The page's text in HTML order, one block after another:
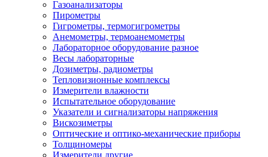
Газоанализаторы
Пирометры
Гигрометры, термогигрометры
Анемометры, термоанемометры
Лабораторное оборудование разное
Весы лабораторные
Дозиметры, радиометры
Тепловизионные комплексы
Измерители влажности
Испытательное оборудование
Указатели и сигнализаторы напряжения
Вискозиметры
Оптические и оптико-механические приборы
Толщиномеры
Измерители другие